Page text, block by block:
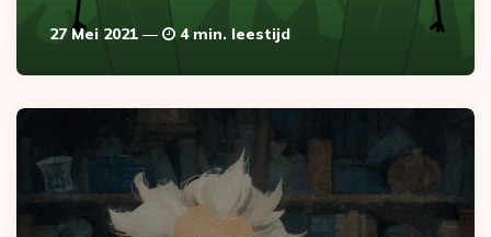
27 Mei 2021 4 min. leestijd